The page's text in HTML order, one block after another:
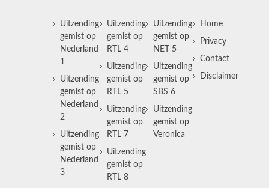
Uitzending
gemist op
Nederland
1
Uitzending
gemist op
Nederland
2
Uitzending
gemist op
Nederland
3
Uitzending
gemist op
RTL 4
Uitzending
gemist op
RTL 5
Uitzending
gemist op
RTL 7
Uitzending
gemist op
RTL 8
Uitzending
gemist op
NET 5
Uitzending
gemist op
SBS 6
Uitzending
gemist op
Veronica
Home
Privacy
Contact
Disclaimer